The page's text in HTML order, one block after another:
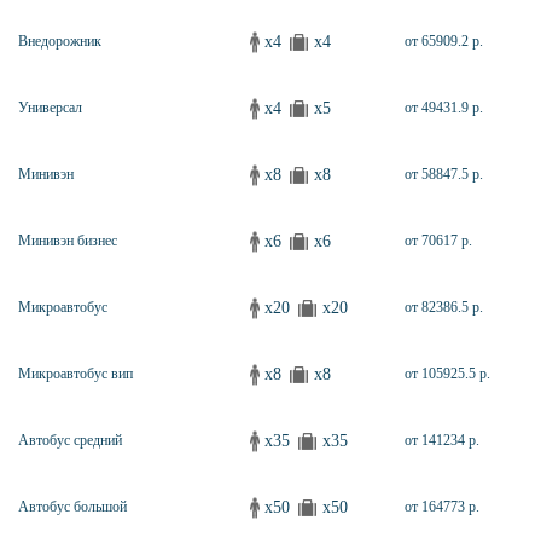
Внедорожник x4 x4 от 65909.2 р.
Универсал x4 x5 от 49431.9 р.
Минивэн x8 x8 от 58847.5 р.
Минивэн бизнес x6 x6 от 70617 р.
Микроавтобус x20 x20 от 82386.5 р.
Микроавтобус вип x8 x8 от 105925.5 р.
Автобус средний x35 x35 от 141234 р.
Автобус большой x50 x50 от 164773 р.